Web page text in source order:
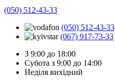
(050) 512-43-33
(050) 512-43-33
(067) 917-73-33
З 9:00 до 18:00
Субота з 9:00 до 14:00
Неділя вихідний